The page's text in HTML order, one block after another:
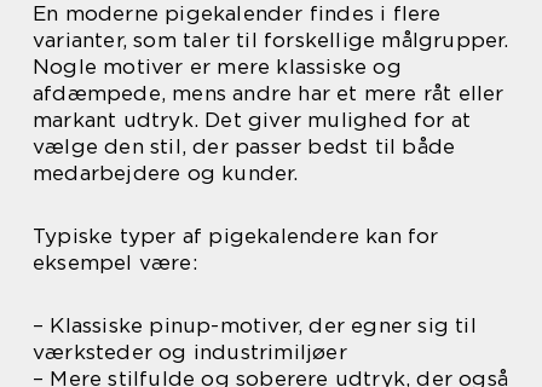
En moderne pigekalender findes i flere
varianter, som taler til forskellige målgrupper.
Nogle motiver er mere klassiske og
afdæmpede, mens andre har et mere råt eller
markant udtryk. Det giver mulighed for at
vælge den stil, der passer bedst til både
medarbejdere og kunder.
Typiske typer af pigekalendere kan for
eksempel være:
– Klassiske pinup-motiver, der egner sig til
værksteder og industrimiljøer
– Mere stilfulde og soberere udtryk, der også